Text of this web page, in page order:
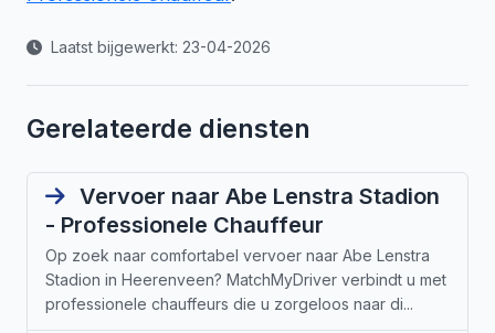
Laatst bijgewerkt: 23-04-2026
Gerelateerde diensten
Vervoer naar Abe Lenstra Stadion
- Professionele Chauffeur
Op zoek naar comfortabel vervoer naar Abe Lenstra
Stadion in Heerenveen? MatchMyDriver verbindt u met
professionele chauffeurs die u zorgeloos naar di...